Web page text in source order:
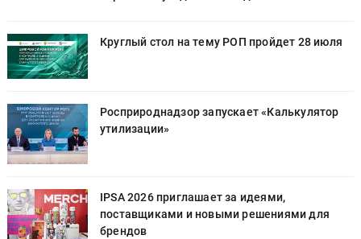
Круглый стол на тему РОП пройдет 28 июля
Росприроднадзор запускает «Калькулятор
утилизации»
IPSA 2026 приглашает за идеями,
поставщиками и новыми решениями для
брендов